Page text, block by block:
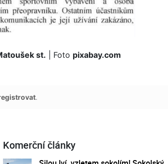
st. | Foto pixabay.com
.
Komerční články